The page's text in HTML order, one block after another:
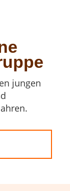
jungen